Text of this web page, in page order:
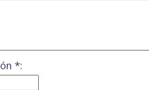
*: